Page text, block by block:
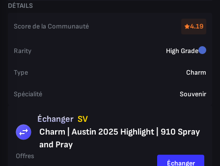
DÉTAILS
Score de la Communauté 4.19
Rarity High Grade
Type Charm
Spécialité Souvenir
Échanger SV
Charm | Austin 2025 Highlight | 910 Spray
and Pray
Offres
Échanger